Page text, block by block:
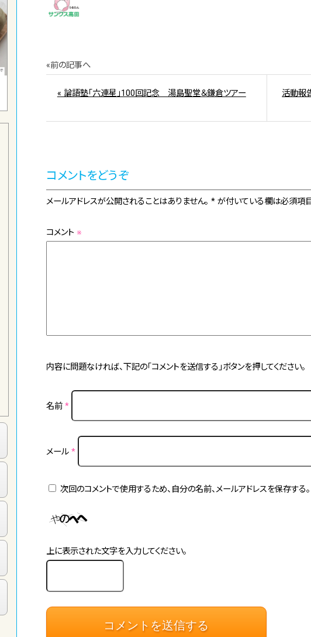
«前の記事へ
« 論語塾「六連星」100回記念 湯島聖堂＆鎌倉ツアー 活動報
コメントをどうぞ
メールアドレスが公開されることはありません。 * が付いている欄は必須項目
コメント ※
内容に問題なければ、下記の「コメントを送信する」ボタンを押してください。
名前 *
メール *
次回のコメントで使用するため、自分の名前、メールアドレスを保存する。
上に表示された文字を入力してください。